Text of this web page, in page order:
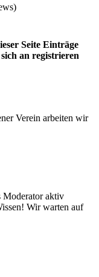
Seite Einträge
an registrieren
Verein arbeiten wir
Moderator aktiv
Wir warten auf